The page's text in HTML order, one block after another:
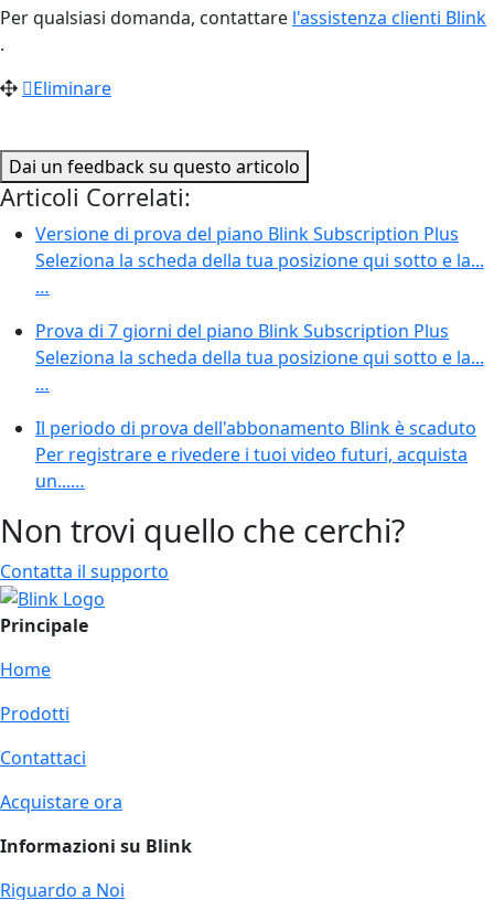
Per qualsiasi domanda, contattare l'assistenza clienti Blink
.
Eliminare
Dai un feedback su questo articolo
Articoli Correlati:
Versione di prova del piano Blink Subscription Plus
Seleziona la scheda della tua posizione qui sotto e la...
…
Prova di 7 giorni del piano Blink Subscription Plus
Seleziona la scheda della tua posizione qui sotto e la...
…
Il periodo di prova dell'abbonamento Blink è scaduto
Per registrare e rivedere i tuoi video futuri, acquista
un...…
Non trovi quello che cerchi?
Contatta il supporto
Principale
Home
Prodotti
Contattaci
Acquistare ora
Informazioni su Blink
Riguardo a Noi